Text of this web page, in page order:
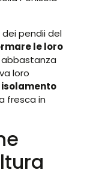
pendii del
le loro
loro
isolamento
fresca in